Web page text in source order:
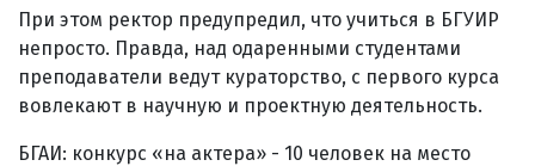
При этом ректор предупредил, что учиться в БГУИР
непросто. Правда, над одаренными студентами
преподаватели ведут кураторство, с первого курса
вовлекают в научную и проектную деятельность.
БГАИ: конкурс «на актера» - 10 человек на место